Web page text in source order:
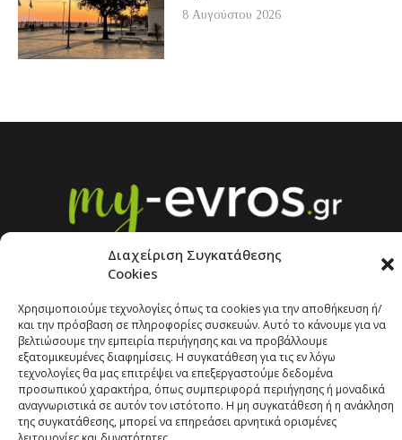
Διαχείριση Συγκατάθεσης
Cookies
Χρησιμοποιούμε τεχνολογίες όπως τα cookies για την αποθήκευση ή/
και την πρόσβαση σε πληροφορίες συσκευών. Αυτό το κάνουμε για να
βελτιώσουμε την εμπειρία περιήγησης και να προβάλλουμε
εξατομικευμένες διαφημίσεις. Η συγκατάθεση για τις εν λόγω
τεχνολογίες θα μας επιτρέψει να επεξεργαστούμε δεδομένα
προσωπικού χαρακτήρα, όπως συμπεριφορά περιήγησης ή μοναδικά
αναγνωριστικά σε αυτόν τον ιστότοπο. Η μη συγκατάθεση ή η ανάκληση
της συγκατάθεσης, μπορεί να επηρεάσει αρνητικά ορισμένες
8 Αυγούστου 2026
Copyright © 2026 | Developed byPr-om.gr
ΠΟΛΙΤΙΚΗ ΑΠΟΡΡΗΤΟΥ ΕΠΙΚΟΙΝΩΝΙΑ